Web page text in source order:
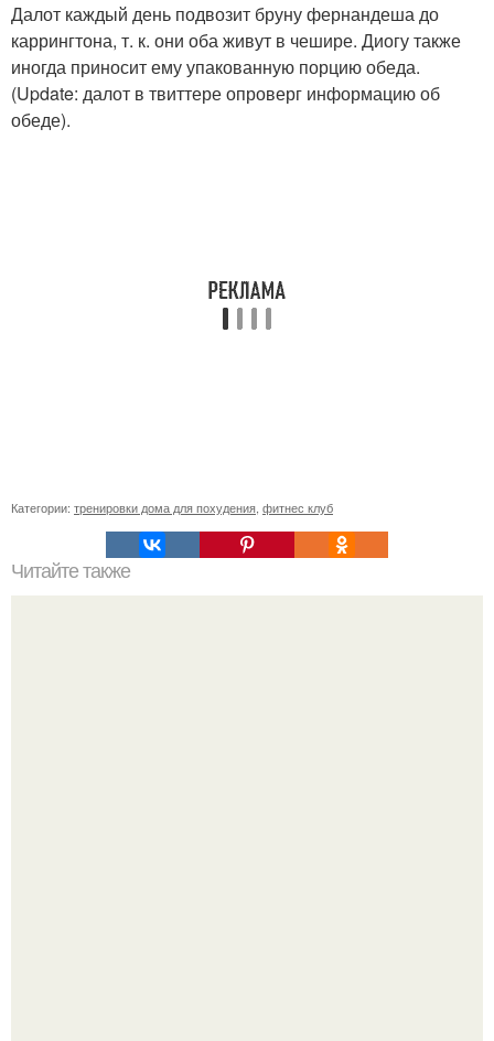
Далот каждый день подвозит бруну фернандеша до
каррингтона, т. к. они оба живут в чешире. Диогу также
иногда приносит ему упакованную порцию обеда.
(Update: далот в твиттере опроверг информацию об
обеде).
Категории: тренировки дома для похудения фитнес клуб
Читайте также